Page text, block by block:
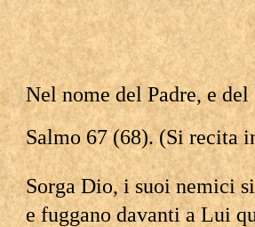
Nel nome del Padre, e
Salmo 67 (68). (Si
Sorga Dio, i suoi nemici
e fuggano davanti a Lui